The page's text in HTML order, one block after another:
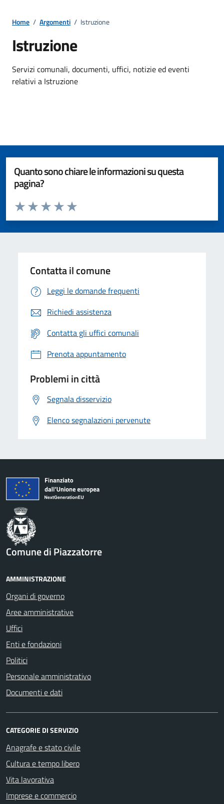
Home / Argomenti / Istruzione
Istruzione
Dettagli della notizia
Servizi comunali, documenti, uffici, notizie ed eventi
relativi a Istruzione
Quanto sono chiare le informazioni su questa
pagina?
Valuta da 1 a 5 stelle la pagina
Valuta 5 stelle su 5
Valuta 4 stelle su 5
Valuta 3 stelle su 5
Valuta 2 stelle su 5
Valuta 1 stelle su 5
Contatta il comune
Leggi le domande frequenti
Richiedi assistenza
Contatta gli uffici comunali
Prenota appuntamento
Problemi in città
Segnala disservizio
Elenco segnalazioni pervenute
Comune di Piazzatorre
AMMINISTRAZIONE
Organi di governo
Aree amministrative
Uffici
Enti e fondazioni
Politici
Personale amministrativo
Documenti e dati
CATEGORIE DI SERVIZIO
Anagrafe e stato civile
Cultura e tempo libero
Vita lavorativa
Imprese e commercio